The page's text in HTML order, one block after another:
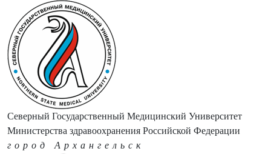
Северный Государственный Медицинский Университет
Министерства здравоохранения Российской Федерации
город Архангельск